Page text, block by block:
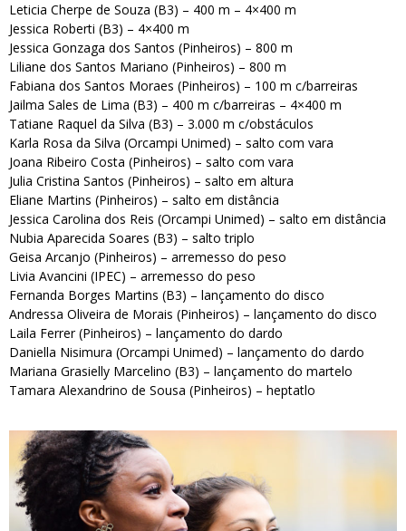
Leticia Cherpe de Souza (B3) – 400 m – 4×400 m
Jessica Roberti (B3) – 4×400 m
Jessica Gonzaga dos Santos (Pinheiros) – 800 m
Liliane dos Santos Mariano (Pinheiros) – 800 m
Fabiana dos Santos Moraes (Pinheiros) – 100 m c/barreiras
Jailma Sales de Lima (B3) – 400 m c/barreiras – 4×400 m
Tatiane Raquel da Silva (B3) – 3.000 m c/obstáculos
Karla Rosa da Silva (Orcampi Unimed) – salto com vara
Joana Ribeiro Costa (Pinheiros) – salto com vara
Julia Cristina Santos (Pinheiros) – salto em altura
Eliane Martins (Pinheiros) – salto em distância
Jessica Carolina dos Reis (Orcampi Unimed) – salto em distância
Nubia Aparecida Soares (B3) – salto triplo
Geisa Arcanjo (Pinheiros) – arremesso do peso
Livia Avancini (IPEC) – arremesso do peso
Fernanda Borges Martins (B3) – lançamento do disco
Andressa Oliveira de Morais (Pinheiros) – lançamento do disco
Laila Ferrer (Pinheiros) – lançamento do dardo
Daniella Nisimura (Orcampi Unimed) – lançamento do dardo
Mariana Grasielly Marcelino (B3) – lançamento do martelo
Tamara Alexandrino de Sousa (Pinheiros) – heptatlo